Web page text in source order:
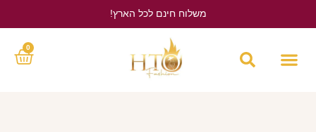
משלוח חינם לכל הארץ!
0